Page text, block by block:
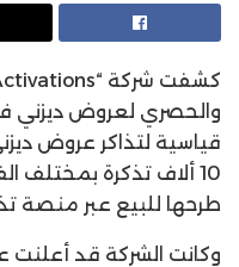
والحصري لعروض
قياسية لتذاكر عروض
طرحها للبيع عبر منصة
وكانت الشركة قد